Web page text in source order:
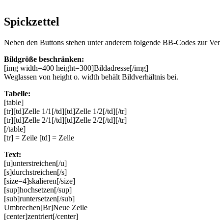
Spickzettel
Neben den Buttons stehen unter anderem folgende BB-Codes zur
Bildgröße beschränken:
[img width=400 height=300]Bildadresse[/img]
Weglassen von height o. width behält Bildverhältnis bei.
Tabelle:
[table]
[tr][td]Zelle 1/1[/td][td]Zelle 1/2[/td][/tr]
[tr][td]Zelle 2/1[/td][td]Zelle 2/2[/td][/tr]
[/table]
[tr] = Zeile [td] = Zelle
Text:
[u]unterstreichen[/u]
[s]durchstreichen[/s]
[size=4]skalieren[/size]
[sup]hochsetzen[/sup]
[sub]runtersetzen[/sub]
Umbrechen[Br]Neue Zeile
[center]zentriert[/center]